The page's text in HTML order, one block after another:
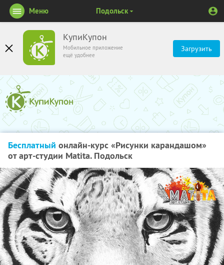
КупиКупон
Мобильное приложение
ещё удобнее
Загрузить
Меню Подольск
Бесплатный онлайн-курс «Рисунки карандашом»
от арт-студии Matita. Подольск